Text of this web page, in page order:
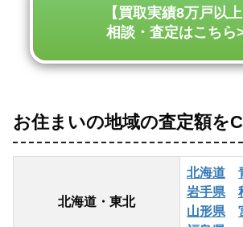
【買取実績8万戸以上
相談・査定はこちら
お住まいの地域の査定額を
北海道・東北
北海道
岩手県
山形県